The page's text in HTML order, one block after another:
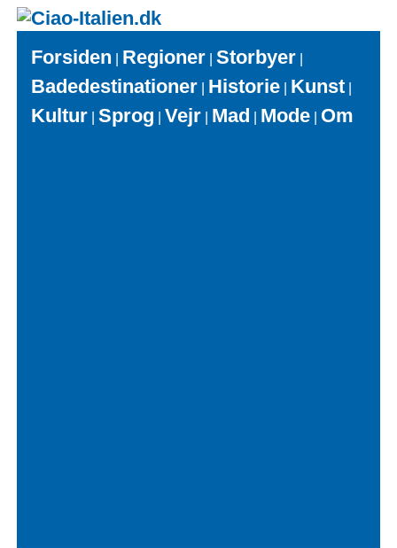
Forsiden Regioner| Storbyer|
Badedestinationer| Historie| Kunst|
Kultur| Sprog Vejr| Mad Mode| Om